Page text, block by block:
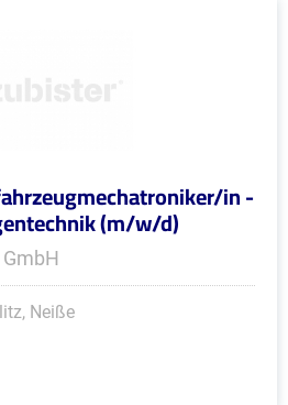
in -
(m/w/d)
Neiße